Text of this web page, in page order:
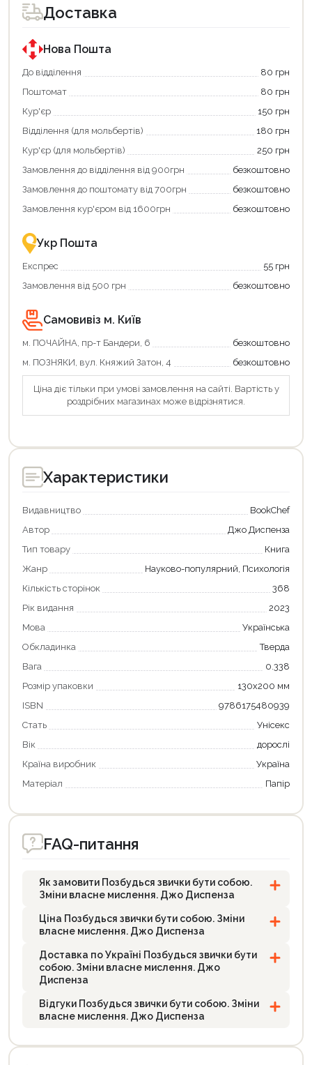
для
покупки
державною
програмою
єКнига.
Використовуйте
карту
щоб
зекономити
та
отримати
переваги!
картою
єКнига
–
зручно
та
для
покупки
державною
програмою
«Національний
кешбек».
покупку
«Національний
кешбек»
та
отримуйте
повернення
Економте
більше
разом
державною
підтримкою!
Доставка
Нова Пошта
До відділення
80 грн
Поштомат
80 грн
Кур'єр
150 грн
Відділення (для мольбертів)
180 грн
Кур'єр (для мольбертів)
250 грн
Замовлення до відділення від 900грн
безкоштовно
Замовлення до поштомату від 700грн
безкоштовно
Замовлення кур'єром від 1600грн
безкоштовно
Укр Пошта
Експрес
55 грн
Замовлення від 500 грн
безкоштовно
Самовивіз м. Київ
м. ПОЧАЙНА, пр-т Бандери, 6
безкоштовно
м. ПОЗНЯКИ, вул. Княжий Затон, 4
безкоштовно
Ціна діє тільки при умові замовлення на сайті. Вартість у
роздрібних магазинах може відрізнятися.
Характеристики
Видавництво
BookChef
Автор
Джо Диспенза
Тип товару
Книга
Жанр
Науково-популярний, Психологія
Кількість сторінок
368
Рік видання
2023
Мова
Українська
Обкладинка
Тверда
Вага
0.338
Розмір упаковки
130х200 мм
ISBN
9786175480939
Стать
Унісекс
Вік
дорослі
Країна виробник
Україна
Матеріал
Папір
FAQ-питання
Як замовити Позбудься звички бути собою.
Зміни власне мислення. Джо Диспенза
Ціна Позбудься звички бути собою. Зміни
власне мислення. Джо Диспенза
Доставка по Україні Позбудься звички бути
собою. Зміни власне мислення. Джо
Диспенза
Відгуки Позбудься звички бути собою. Зміни
власне мислення. Джо Диспенза
Продовжити покупки
Оформити замовлення